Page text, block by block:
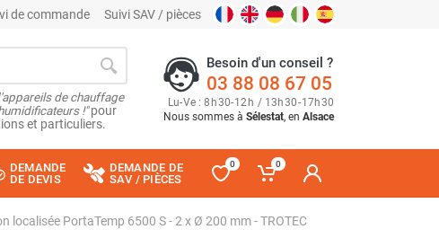
de commande Suivi SAV / pièces
de chauffage
!"pour
et particuliers.
Besoin d'un conseil ?
03 88 08 67 05
Lu-Ve : 8h30-12h / 13h30-17h30
Nous sommes à Sélestat, en Alsace
DEMANDE
DE DEVIS
DEMANDE DE
SAV / PIÈCES
0 0
PortaTemp 6500 S - 2 x Ø 200 mm - TROTEC